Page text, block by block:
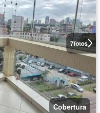
7fotos
Cobertura